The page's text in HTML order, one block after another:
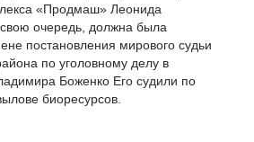
«Продмаш» Леонида
очередь, должна была
постановления мирового судьи
по уголовному делу в
Боженко Его судили по
биоресурсов.